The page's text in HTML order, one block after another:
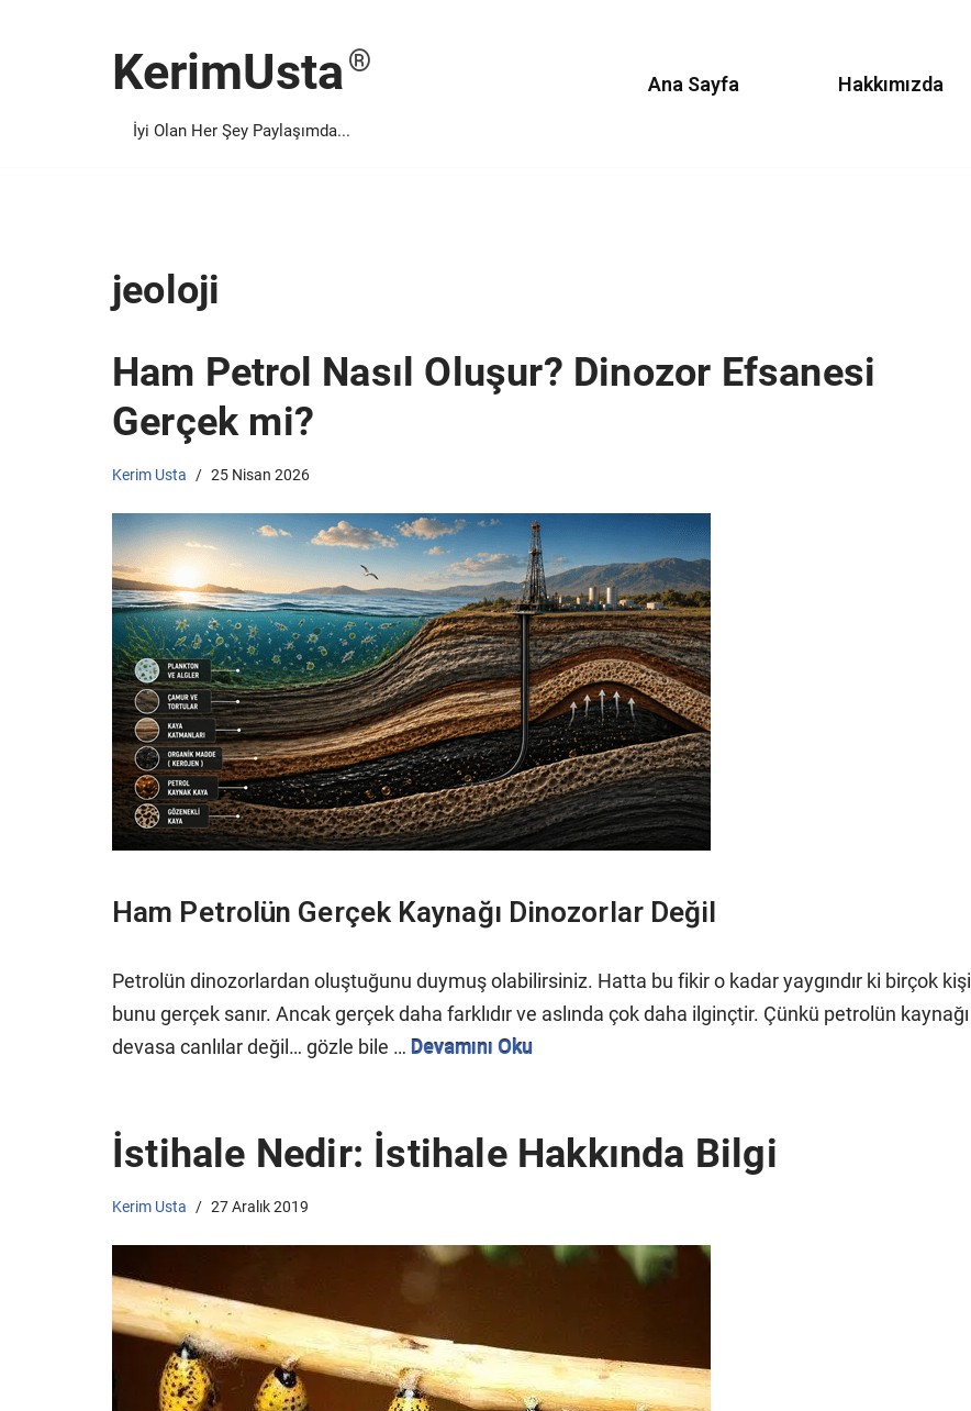
KerimUsta
İyi Olan Her Şey Paylaşımda...
Ana Sayfa Hakkımızda
jeoloji
Ham Petrol Nasıl Oluşur? Dinozor Efsanesi
Gerçek mi?
Kerim Usta 25 Nisan 2026
Ham Petrolün Gerçek Kaynağı Dinozorlar Değil
Petrolün dinozorlardan oluştuğunu duymuş olabilirsiniz. Hatta bu fikir o kadar yaygındır ki birçok kişi
bunu gerçek sanır. Ancak gerçek daha farklıdır ve aslında çok daha ilginçtir. Çünkü petrolün kaynağı
devasa canlılar değil… gözle bile … Devamını Oku
İstihale Nedir: İstihale Hakkında Bilgi
Kerim Usta 27 Aralık 2019